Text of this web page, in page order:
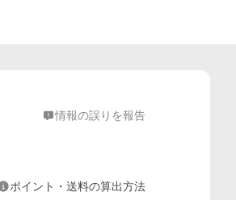
情報の誤りを報告
ポイント・送料の算出方法